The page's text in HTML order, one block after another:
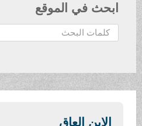
ابحث في الموقع
ح
ث
الابن العاق